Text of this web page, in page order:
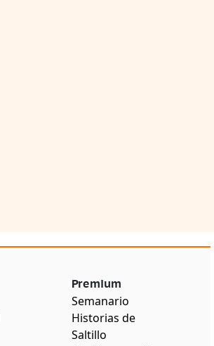
Premium
Semanario
Historias de
Saltillo